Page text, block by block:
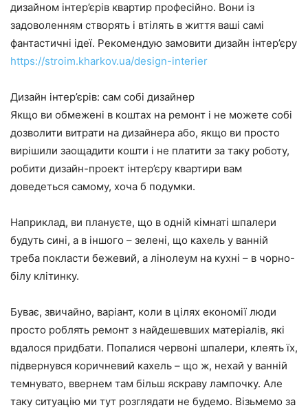
дизайном інтер’єрів квартир професійно. Вони із
задоволенням створять і втілять в життя ваші самі
фантастичні ідеї. Рекомендую замовити дизайн інтер’єру
https://stroim.kharkov.ua/design-interier
Дизайн інтер’єрів: сам собі дизайнер
Якщо ви обмежені в коштах на ремонт і не можете собі
дозволити витрати на дизайнера або, якщо ви просто
вирішили заощадити кошти і не платити за таку роботу,
робити дизайн-проект інтер’єру квартири вам
доведеться самому, хоча б подумки.
Наприклад, ви плануєте, що в одній кімнаті шпалери
будуть сині, а в іншого – зелені, що кахель у ванній
треба покласти бежевий, а лінолеум на кухні – в чорно-
білу клітинку.
Буває, звичайно, варіант, коли в цілях економії люди
просто роблять ремонт з найдешевших матеріалів, які
вдалося придбати. Попалися червоні шпалери, клеять їх,
підвернувся коричневий кахель – що ж, нехай у ванній
темнувато, ввернем там більш яскраву лампочку. Але
таку ситуацію ми тут розглядати не будемо. Візьмемо за